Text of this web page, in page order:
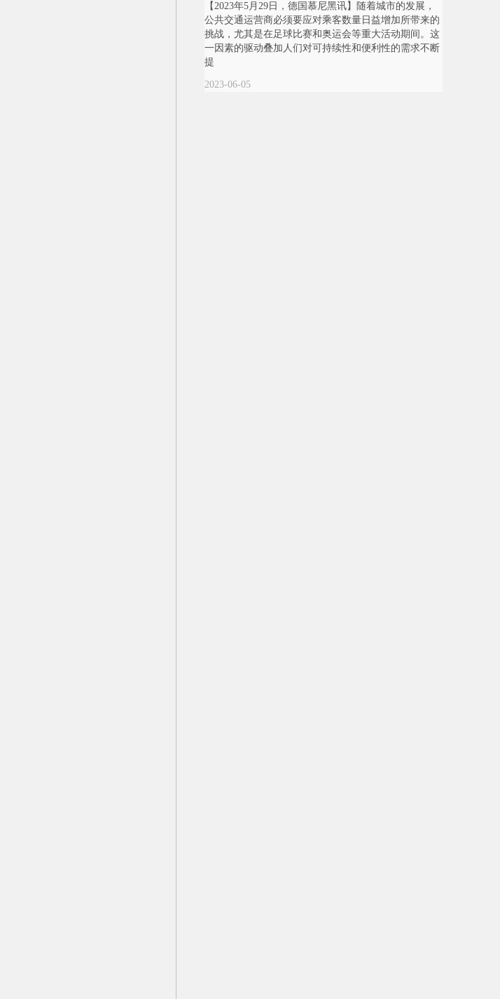
【2023年5月29日，德国慕尼黑讯】随着城市的发展，
公共交通运营商必须要应对乘客数量日益增加所带来的
挑战，尤其是在足球比赛和奥运会等重大活动期间。这
一因素的驱动叠加人们对可持续性和便利性的需求不断
提
2023-06-05